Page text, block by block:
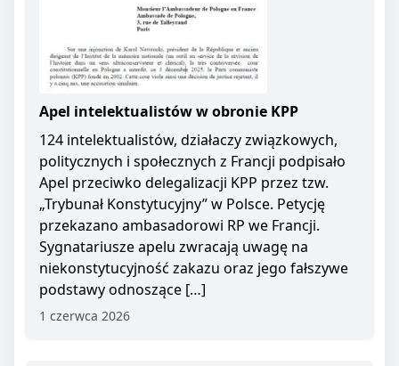
Apel intelektualistów w obronie KPP
124 intelektualistów, działaczy związkowych,
politycznych i społecznych z Francji podpisało
Apel przeciwko delegalizacji KPP przez tzw.
„Trybunał Konstytucyjny” w Polsce. Petycję
przekazano ambasadorowi RP we Francji.
Sygnatariusze apelu zwracają uwagę na
niekonstytucyjność zakazu oraz jego fałszywe
podstawy odnoszące […]
1 czerwca 2026